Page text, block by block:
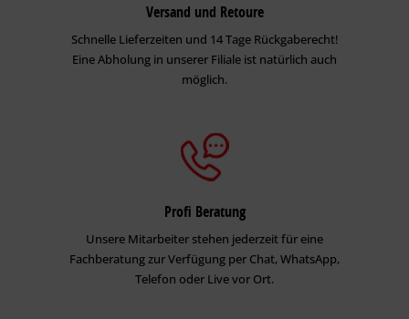
Versand und Retoure
Schnelle Lieferzeiten und 14 Tage Rückgaberecht!
Eine Abholung in unserer Filiale ist natürlich auch
möglich.
Profi Beratung
Unsere Mitarbeiter stehen jederzeit für eine
Fachberatung zur Verfügung per Chat, WhatsApp,
Telefon oder Live vor Ort.